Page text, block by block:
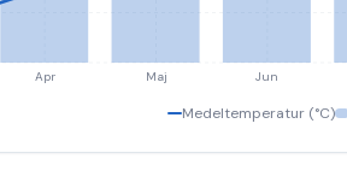
Apr Maj Jun
Medeltemperatur (°C)